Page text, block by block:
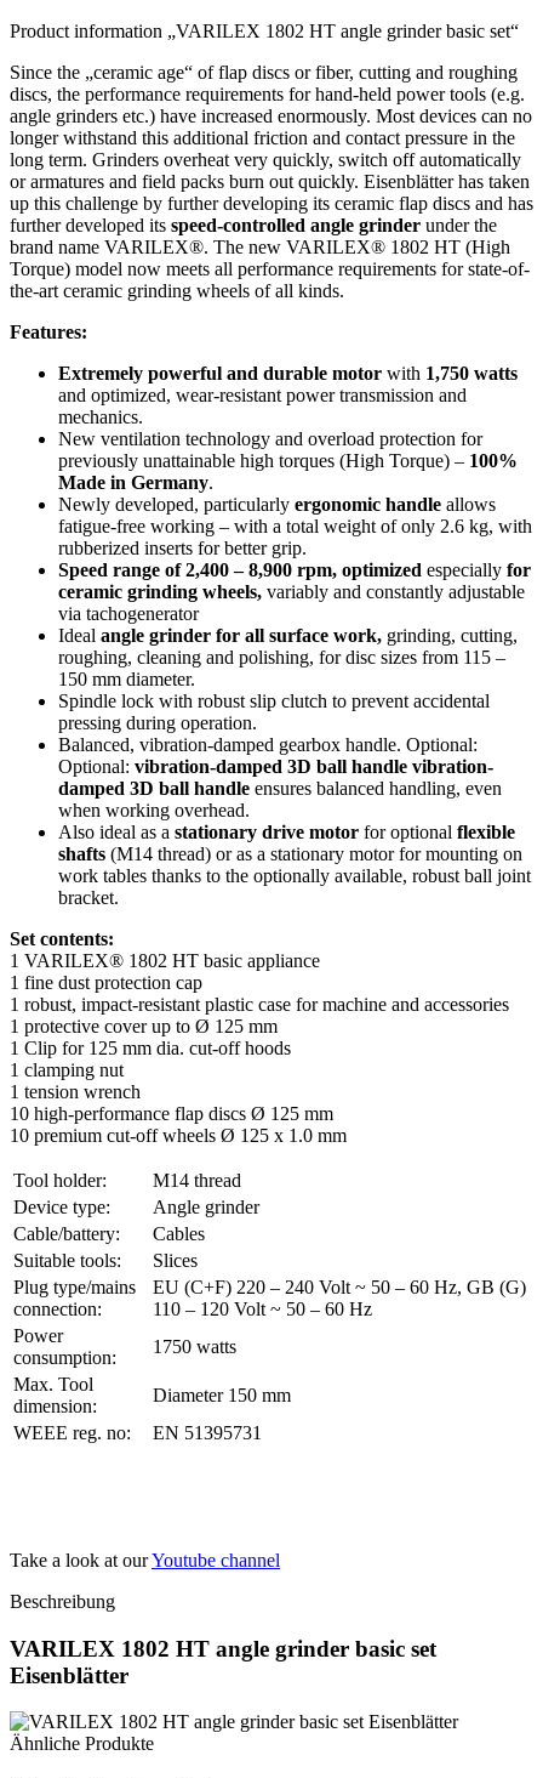
Product information „VARILEX 1802 HT angle grinder basic set“
Since the „ceramic age“ of flap discs or fiber, cutting and roughing
discs, the performance requirements for hand-held power tools (e.g.
angle grinders etc.) have increased enormously. Most devices can no
longer withstand this additional friction and contact pressure in the
long term. Grinders overheat very quickly, switch off automatically
or armatures and field packs burn out quickly. Eisenblätter has taken
up this challenge by further developing its ceramic flap discs and has
further developed its speed-controlled angle grinder under the
brand name VARILEX®. The new VARILEX® 1802 HT (High
Torque) model now meets all performance requirements for state-of-
the-art ceramic grinding wheels of all kinds.
Features:
Extremely powerful and durable motor with 1,750 watts
and optimized, wear-resistant power transmission and
mechanics.
New ventilation technology and overload protection for
previously unattainable high torques (High Torque) – 100%
Made in Germany.
Newly developed, particularly ergonomic handle allows
fatigue-free working – with a total weight of only 2.6 kg, with
rubberized inserts for better grip.
Speed range of 2,400 – 8,900 rpm, optimized especially for
ceramic grinding wheels, variably and constantly adjustable
via tachogenerator
Ideal angle grinder for all surface work, grinding, cutting,
roughing, cleaning and polishing, for disc sizes from 115 –
150 mm diameter.
Spindle lock with robust slip clutch to prevent accidental
pressing during operation.
Balanced, vibration-damped gearbox handle. Optional:
Optional: vibration-damped 3D ball handle vibration-
damped 3D ball handle ensures balanced handling, even
when working overhead.
Also ideal as a stationary drive motor for optional flexible
shafts (M14 thread) or as a stationary motor for mounting on
work tables thanks to the optionally available, robust ball joint
bracket.
Set contents:
1 VARILEX® 1802 HT basic appliance
1 fine dust protection cap
1 robust, impact-resistant plastic case for machine and accessories
1 protective cover up to Ø 125 mm
1 Clip for 125 mm dia. cut-off hoods
1 clamping nut
1 tension wrench
10 high-performance flap discs Ø 125 mm
10 premium cut-off wheels Ø 125 x 1.0 mm
Tool holder:
M14 thread
Device type:
Angle grinder
Cable/battery:
Cables
Suitable tools:
Slices
Plug type/mains
connection:
EU (C+F) 220 – 240 Volt ~ 50 – 60 Hz, GB (G)
110 – 120 Volt ~ 50 – 60 Hz
Power
consumption:
1750 watts
Max. Tool
dimension:
Diameter 150 mm
WEEE reg. no:
EN 51395731
Take a look at ourYoutube channel
Beschreibung
VARILEX 1802 HT angle grinder basic set
Eisenblätter
Ähnliche Produkte